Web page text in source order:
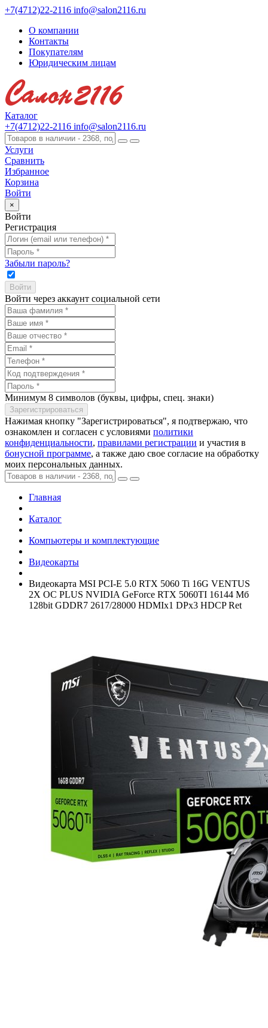
+7(4712)22-2116 info@salon2116.ru
О компании
Контакты
Покупателям
Юридическим лицам
Каталог
+7(4712)22-2116 info@salon2116.ru
Услуги
Сравнить
Избранное
Корзина
Войти
×
Войти
Регистрация
Забыли пароль?
Войти через аккаунт социальной сети
Минимум 8 символов (буквы, цифры, спец. знаки)
Нажимая кнопку "Зарегистрироваться", я подтвержаю, что
ознакомлен и согласен с условиями политики
конфиденциальности, правилами регистрации и участия в
бонусной программе, а также даю свое согласие на обработку
моих персональных данных.
Главная
Каталог
Компьютеры и комплектующие
Видеокарты
Видеокарта MSI PCI-E 5.0 RTX 5060 Ti 16G VENTUS
2X OC PLUS NVIDIA GeForce RTX 5060TI 16144 Мб
128bit GDDR7 2617/­28000 HDMIx1 DPx3 HDCP Ret